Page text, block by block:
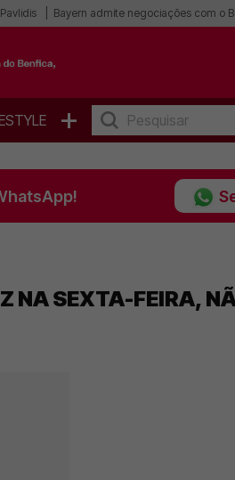
Bayern admite negociações com o
+
NA SEXTA-FEIRA,